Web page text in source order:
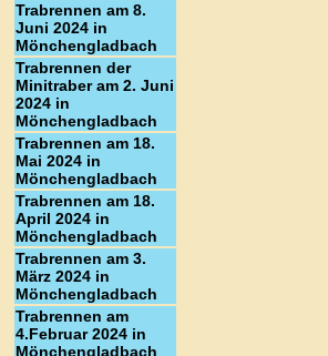
Trabrennen am 8.
Juni 2024 in
Mönchengladbach
Trabrennen der
Minitraber am 2. Juni
2024 in
Mönchengladbach
Trabrennen am 18.
Mai 2024 in
Mönchengladbach
Trabrennen am 18.
April 2024 in
Mönchengladbach
Trabrennen am 3.
März 2024 in
Mönchengladbach
Trabrennen am
4.Februar 2024 in
Mönchengladbach